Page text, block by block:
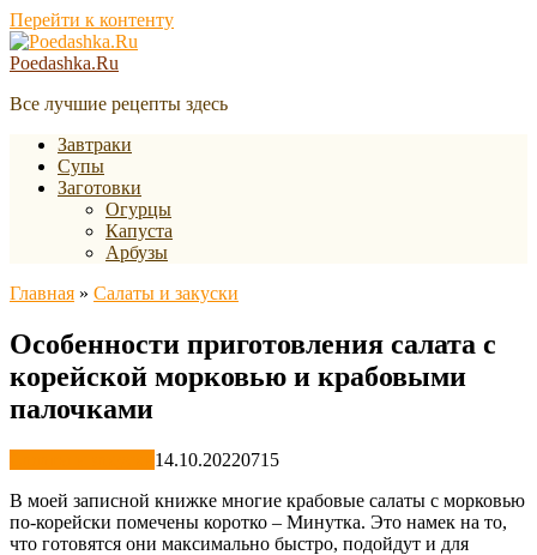
Перейти к контенту
Poedashka.Ru
Все лучшие рецепты здесь
Завтраки
Супы
Заготовки
Огурцы
Капуста
Арбузы
Главная » Салаты и закуски
Особенности приготовления салата с
корейской морковью и крабовыми
палочками
14.10.20220715
В моей записной книжке многие крабовые салаты с морковью
по-корейски помечены коротко – Минутка. Это намек на то,
что готовятся они максимально быстро, подойдут и для